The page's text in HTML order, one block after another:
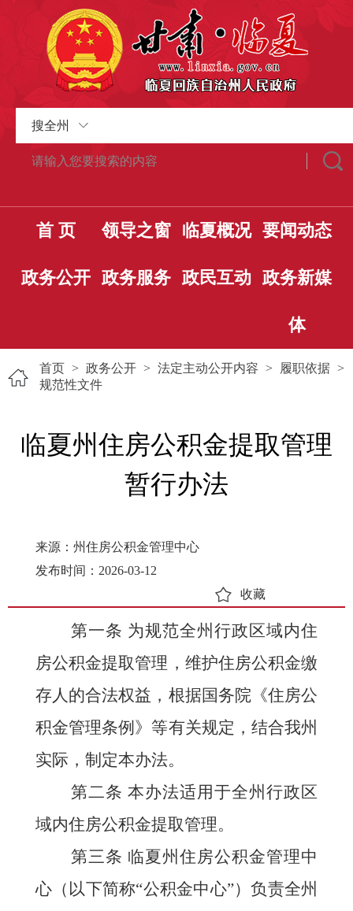
搜全州
首 页 领导之窗 临夏概况 要闻动态
政务公开 政务服务 政民互动 政务新媒
体
首页 > 政务公开 > 法定主动公开内容 > 履职依据 >
规范性文件
临夏州住房公积金提取管理
暂行办法
来源：州住房公积金管理中心
发布时间：2026-03-12
收藏
第一条 为规范全州行政区域内住
房公积金提取管理，维护住房公积金缴
存人的合法权益，根据国务院《住房公
积金管理条例》等有关规定，结合我州
实际，制定本办法。
第二条 本办法适用于全州行政区
域内住房公积金提取管理。
第三条 临夏州住房公积金管理中
心（以下简称“公积金中心”）负责全州